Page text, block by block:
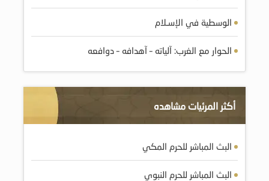
الوسطية في الإسـلام
الحوار مع الغرب: آلياته – آهدافه – دوافعه
أكثر المرئيات مشاهده
البث المباشر للحرم المكي
البث المباشر للحرم النبوي